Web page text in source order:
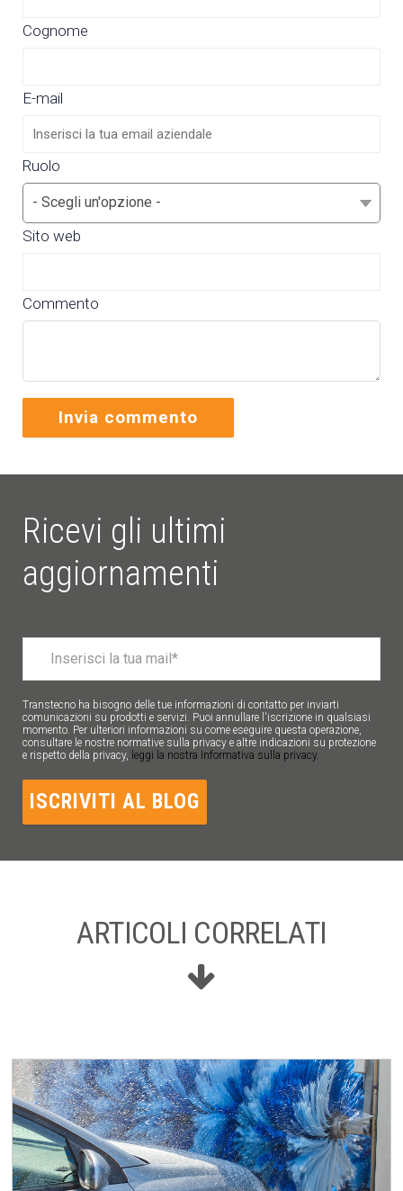
Cognome
E-mail
Ruolo
Sito web
Commento
Ricevi gli ultimi
aggiornamenti
Transtecno ha bisogno delle tue informazioni di contatto per inviarti
comunicazioni su prodotti e servizi. Puoi annullare l'iscrizione in qualsiasi
momento. Per ulteriori informazioni su come eseguire questa operazione,
consultare le nostre normative sulla privacy e altre indicazioni su protezione
e rispetto della privacy, leggi la nostra Informativa sulla privacy.
ARTICOLI CORRELATI